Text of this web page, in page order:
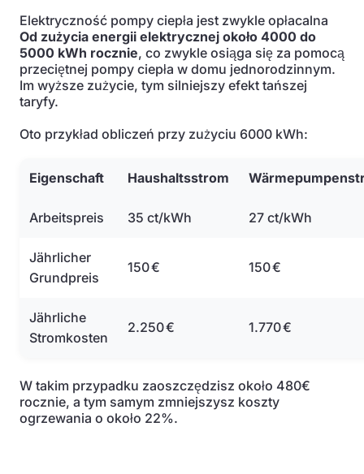
Elektryczność pompy ciepła jest zwykle opłacalna
Od zużycia energii elektrycznej około 4000 do
5000 kWh rocznie, co zwykle osiąga się za pomocą
przeciętnej pompy ciepła w domu jednorodzinnym.
Im wyższe zużycie, tym silniejszy efekt tańszej
taryfy.
Oto przykład obliczeń przy zużyciu 6000 kWh:
Eigenschaft Haushaltsstrom
Arbeitspreis 35 ct/kWh 27 ct/kWh
Jährlicher
Grundpreis
150 € 150 €
Jährliche
Stromkosten
2.250 € 1.770 €
W takim przypadku zaoszczędzisz około 480€
rocznie, a tym samym zmniejszysz koszty
ogrzewania o około 22%.